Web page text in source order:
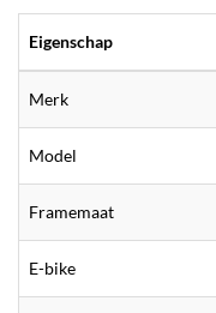
Eigenschap
Merk
Model
Framemaat
E-bike